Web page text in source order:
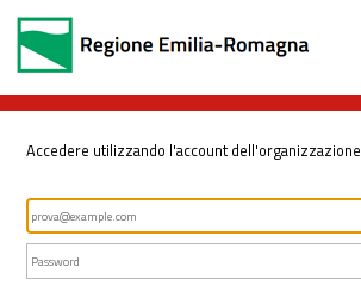
Accedere utilizzando l'account dell'organizzazione